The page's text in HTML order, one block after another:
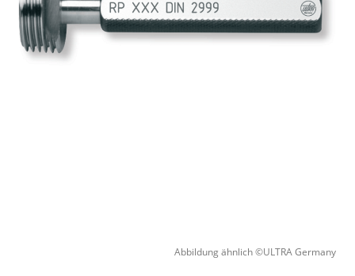
Abbildung ähnlich ©ULTRA Germany